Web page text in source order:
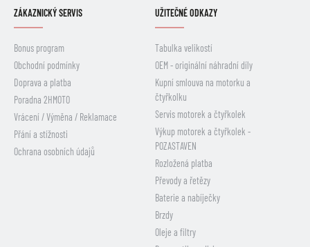
ZÁKAZNICKÝ SERVIS
Bonus program
Obchodní podmínky
Doprava a platba
Poradna 2HMOTO
Vrácení / Výměna / Reklamace
Přání a stížnosti
Ochrana osobních údajů
UŽITEČNÉ ODKAZY
Tabulka velikostí
OEM - originální náhradní díly
Kupní smlouva na motorku a
čtyřkolku
Servis motorek a čtyřkolek
Výkup motorek a čtyřkolek -
POZASTAVEN
Rozložená platba
Převody a řetězy
Baterie a nabíječky
Brzdy
Oleje a filtry